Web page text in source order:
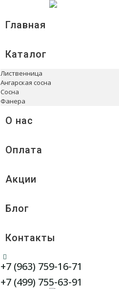
Главная
Каталог
Лиственница
Ангарская сосна
Сосна
Фанера
О нас
Оплата
Акции
Блог
Контакты
Telegram
WhatsApp
+7 (963) 759-16-71
+7 (499) 755-63-91